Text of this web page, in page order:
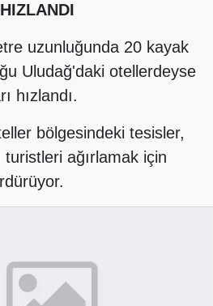
uzunluğunda 20 kayak
Uludağ'daki otellerdeyse
hızlandı.
bölgesindeki tesisler,
turistleri ağırlamak için